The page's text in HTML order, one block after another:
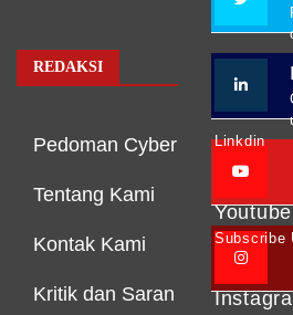
REDAKSI
Pedoman Cyber
Tentang Kami
Kontak Kami
Kritik dan Saran
Linkdin
Youtube
Subscribe